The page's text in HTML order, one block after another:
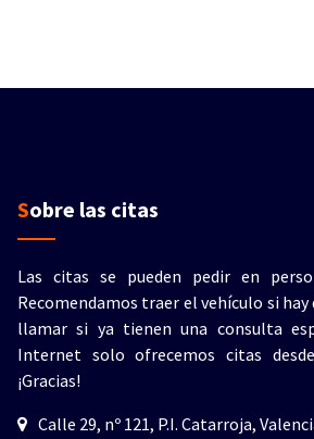
Sobre las citas
Las citas se pueden pedir en
Recomendamos traer el vehículo si
llamar si ya tienen una consulta
Internet solo ofrecemos citas
¡Gracias!
Calle 29, nº 121, P.I. Catarroja,